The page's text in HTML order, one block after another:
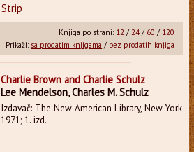
Strip
Knjiga po strani: 12 /24/ 60 / 120
Prikaži: sa prodatim knjigama / bez prodatih knjiga
Charlie Brown and Charlie Schulz
Lee Mendelson, Charles M. Schulz
Izdavač: The New American Library, New York
1971; 1. izd.